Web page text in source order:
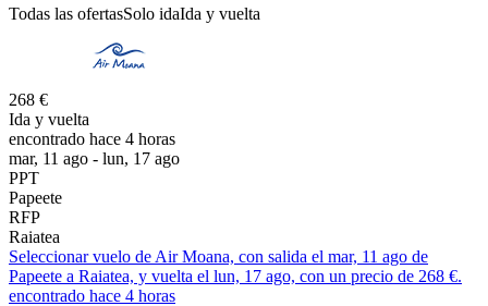
Todas las ofertasSolo idaIda y vuelta
268 €
Ida y vuelta
encontrado hace 4 horas
mar, 11 ago - lun, 17 ago
PPT
Papeete
RFP
Raiatea
Seleccionar vuelo de Air Moana, con salida el mar, 11 ago de
Papeete a Raiatea, y vuelta el lun, 17 ago, con un precio de 268 €.
encontrado hace 4 horas